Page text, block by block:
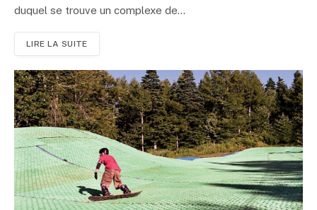
duquel se trouve un complexe de...
LIRE LA SUITE